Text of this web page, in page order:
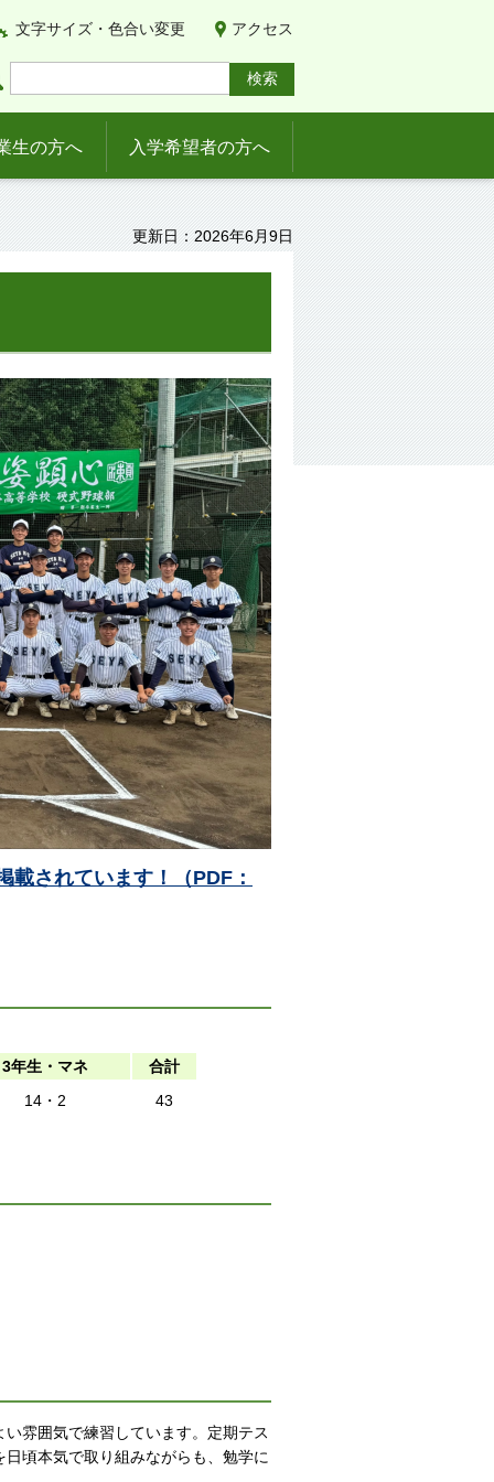
文字サイズ・色合い変更 アクセス
生の方へ 入学希望者の方へ
更新日：2026年6月9日
載されています！（PDF：
3年生・マネ
合計
14・2 43
雰囲気で練習しています。定期テス
頃本気で取り組みながらも、勉学に